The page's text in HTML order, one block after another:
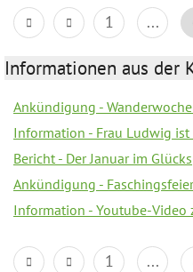
1 ...
Informationen aus der
Ankündigung -
Information - Frau Ludwig
Bericht - Der Januar im
Ankündigung -
Information - Youtube-Video
1 ...